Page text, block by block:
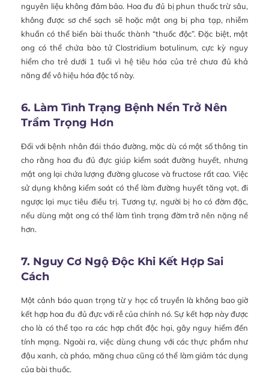
nguyên liệu không đảm bảo. Hoa đu đủ bị phun thuốc trừ sâu,
không được sơ chế sạch sẽ hoặc mật ong bị pha tạp, nhiễm
khuẩn có thể biến bài thuốc thành “thuốc độc”. Đặc biệt, mật
ong có thể chứa bào tử Clostridium botulinum, cực kỳ nguy
hiểm cho trẻ dưới 1 tuổi vì hệ tiêu hóa của trẻ chưa đủ khả
năng để vô hiệu hóa độc tố này.
6. Làm Tình Trạng Bệnh Nền Trở Nên
Trầm Trọng Hơn
Đối với bệnh nhân đái tháo đường, mặc dù có một số thông tin
cho rằng hoa đu đủ đực giúp kiểm soát đường huyết, nhưng
mật ong lại chứa lượng đường glucose và fructose rất cao. Việc
sử dụng không kiểm soát có thể làm đường huyết tăng vọt, đi
ngược lại mục tiêu điều trị. Tương tự, người bị ho có đờm đặc,
nếu dùng mật ong có thể làm tình trạng đờm trở nên nặng nề
hơn.
7. Nguy Cơ Ngộ Độc Khi Kết Hợp Sai
Cách
Một cảnh báo quan trọng từ y học cổ truyền là không bao giờ
kết hợp hoa đu đủ đực với rễ của chính nó. Sự kết hợp này được
cho là có thể tạo ra các hợp chất độc hại, gây nguy hiểm đến
tính mạng. Ngoài ra, việc dùng chung với các thực phẩm như
đậu xanh, cà pháo, măng chua cũng có thể làm giảm tác dụng
của bài thuốc.